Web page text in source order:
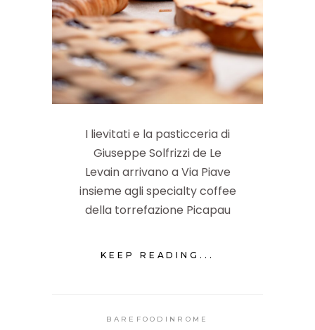
I lievitati e la pasticceria di
Giuseppe Solfrizzi de Le
Levain arrivano a Via Piave
insieme agli specialty coffee
della torrefazione Picapau
KEEP READING...
BAREFOODINROME